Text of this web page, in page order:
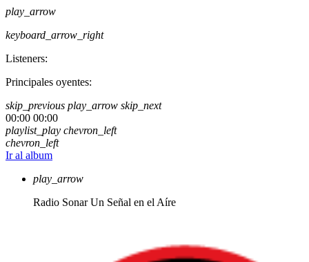
play_arrow
keyboard_arrow_right
Listeners:
Principales oyentes:
skip_previous play_arrow skip_next
00:00 00:00
playlist_play chevron_left
chevron_left
Ir al album
play_arrow
Radio Sonar Un Señal en el Aíre